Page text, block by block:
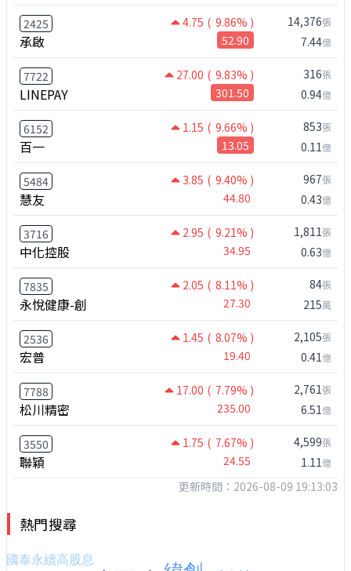
2425 4.75 ( 9.86% )
承啟 52.90
14,376張
7.44億
7722 27.00 ( 9.83% )
LINEPAY 301.50
316張
0.94億
6152 1.15 ( 9.66% )
百一 13.05
853張
0.11億
5484 3.85 ( 9.40% )
慧友 44.80
967張
0.43億
3716 2.95 ( 9.21% )
中化控股 34.95
1,811張
0.63億
7835 2.05 ( 8.11% )
永悅健康-創 27.30
84張
215萬
2536 1.45 ( 8.07% )
宏普 19.40
2,105張
0.41億
7788 17.00 ( 7.79% )
松川精密 235.00
2,761張
6.51億
3550 1.75 ( 7.67% )
聯穎 24.55
4,599張
1.11億
更新時間：2026-08-09 19:13:03
熱門搜尋